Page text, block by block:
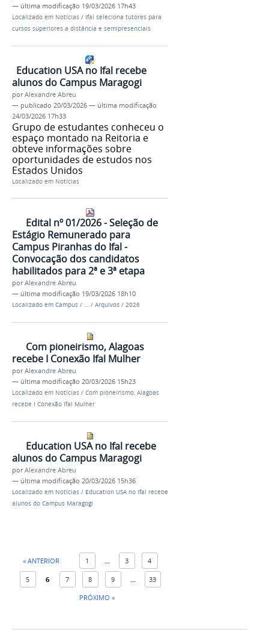
— última modificação 19/03/2026 17h43
Localizado em Notícias / Ifal seleciona tutores para
cursos superiores a distância e semipresenciais
Education USA no Ifal recebe
alunos do Campus Maragogi
porAlexandre Abreu
— publicado 20/03/2026 — última modificação
24/03/2026 17h33
Grupo de estudantes conheceu o
espaço montado na Reitoria e
obteve informações sobre
oportunidades de estudos nos
Estados Unidos
Localizado em Notícias
Edital nº 01/2026 - Seleção de
Estágio Remunerado para
Campus Piranhas do Ifal -
Convocação dos candidatos
habilitados para 2ª e 3ª etapa
porAlexandre Abreu
— última modificação 19/03/2026 18h10
Localizado em Campus / … / Arquivos / 2026
Com pioneirismo, Alagoas
recebe I Conexão Ifal Mulher
porAlexandre Abreu
— última modificação 20/03/2026 15h23
Localizado em Notícias / Com pioneirismo, Alagoas
recebe I Conexão Ifal Mulher
Education USA no Ifal recebe
alunos do Campus Maragogi
porAlexandre Abreu
— última modificação 20/03/2026 15h36
Localizado em Notícias / Education USA no Ifal recebe
alunos do Campus Maragogi
« ANTERIOR 1 3 4
5 6 7 8 9
33
PRÓXIMO »